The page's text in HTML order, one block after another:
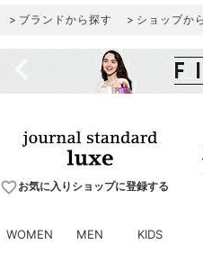
ブランドから探す ショップか
favorite_borderお気に入りショップに登録する
WOMEN MEN KIDS